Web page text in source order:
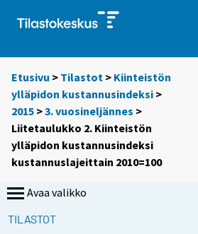
Etusivu > Tilastot > Kiinteistön
ylläpidon kustannusindeksi >
2015 >3. vuosineljännes >
Liitetaulukko 2. Kiinteistön
ylläpidon kustannusindeksi
kustannuslajeittain 2010=100
Avaa valikko
TILASTOT